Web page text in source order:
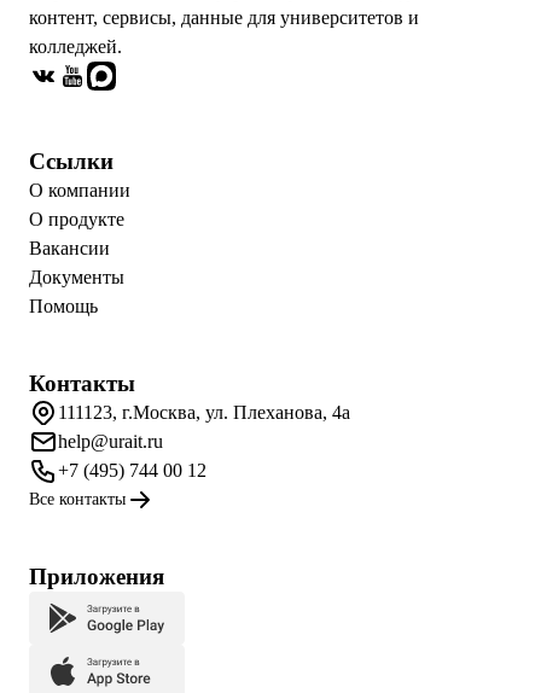
контент, сервисы, данные для университетов и
колледжей.
Ссылки
О компании
О продукте
Вакансии
Документы
Помощь
Контакты
111123, г.Москва, ул. Плеханова, 4а
help@urait.ru
+7 (495) 744 00 12
Все контакты
Приложения